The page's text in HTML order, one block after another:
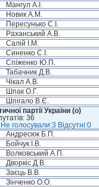
Мангул А.І.
Новик А.М.
Пересунько С.І.
Раханський А.В.
Салій І.М.
Синенко С.І.
Спіженко Ю.П.
Табачник Д.В.
Чікал А.В.
Шпак О.Г.
Шпігало В.Є.
партії України (о)
36
голосували:3 Відсутні:0
Андресюк Б.П.
Бойчук І.В.
Волковський А.П.
Дворкіс Д.В.
Заєць В.В.
Зінченко О.О.